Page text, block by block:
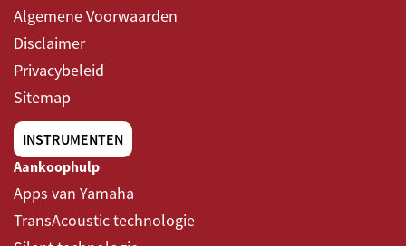
Algemene Voorwaarden
Disclaimer
Privacybeleid
Sitemap
INSTRUMENTEN
Aankoophulp
Apps van Yamaha
TransAcoustic technologie